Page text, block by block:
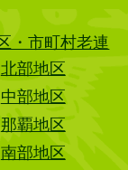
・市町村老連
北部地区
中部地区
那覇地区
南部地区